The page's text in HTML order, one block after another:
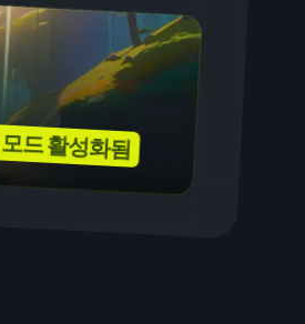
드 활성화됨